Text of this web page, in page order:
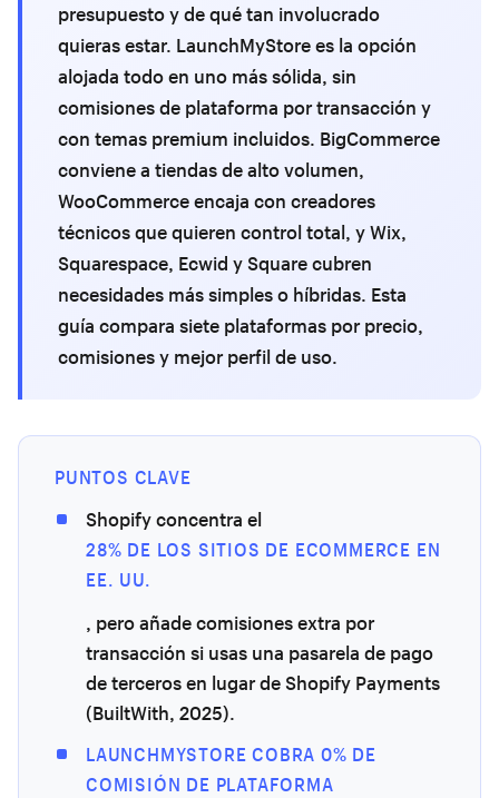
presupuesto y de qué tan involucrado
quieras estar. LaunchMyStore es la opción
alojada todo en uno más sólida, sin
comisiones de plataforma por transacción y
con temas premium incluidos. BigCommerce
conviene a tiendas de alto volumen,
WooCommerce encaja con creadores
técnicos que quieren control total, y Wix,
Squarespace, Ecwid y Square cubren
necesidades más simples o híbridas. Esta
guía compara siete plataformas por precio,
comisiones y mejor perfil de uso.
PUNTOS CLAVE
Shopify concentra el
28% DE LOS SITIOS DE ECOMMERCE EN
EE. UU.
, pero añade comisiones extra por
transacción si usas una pasarela de pago
de terceros en lugar de Shopify Payments
(BuiltWith, 2025).
LAUNCHMYSTORE COBRA 0% DE
COMISIÓN DE PLATAFORMA